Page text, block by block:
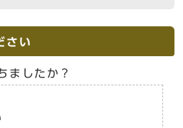
さい
ましたか？